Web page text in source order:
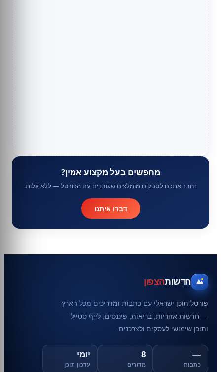
מחפשים בעל מקצוע אמין?
נחבר אתכם לספקים מומלצים שעובדים עם הפורטל — ללא עלות.
דברו איתנו
חדשותהצפון
פורטל תוכן ישראלי עם כתבות ומדריכים מכל הארץ
— חדשות אזוריות, בריאות, פיננסים, לייף סטייל
ותוכן שימושי לעסקים ולצרכנים.
—
כתבות
8
מדורים
יומי
עדכון תוכן